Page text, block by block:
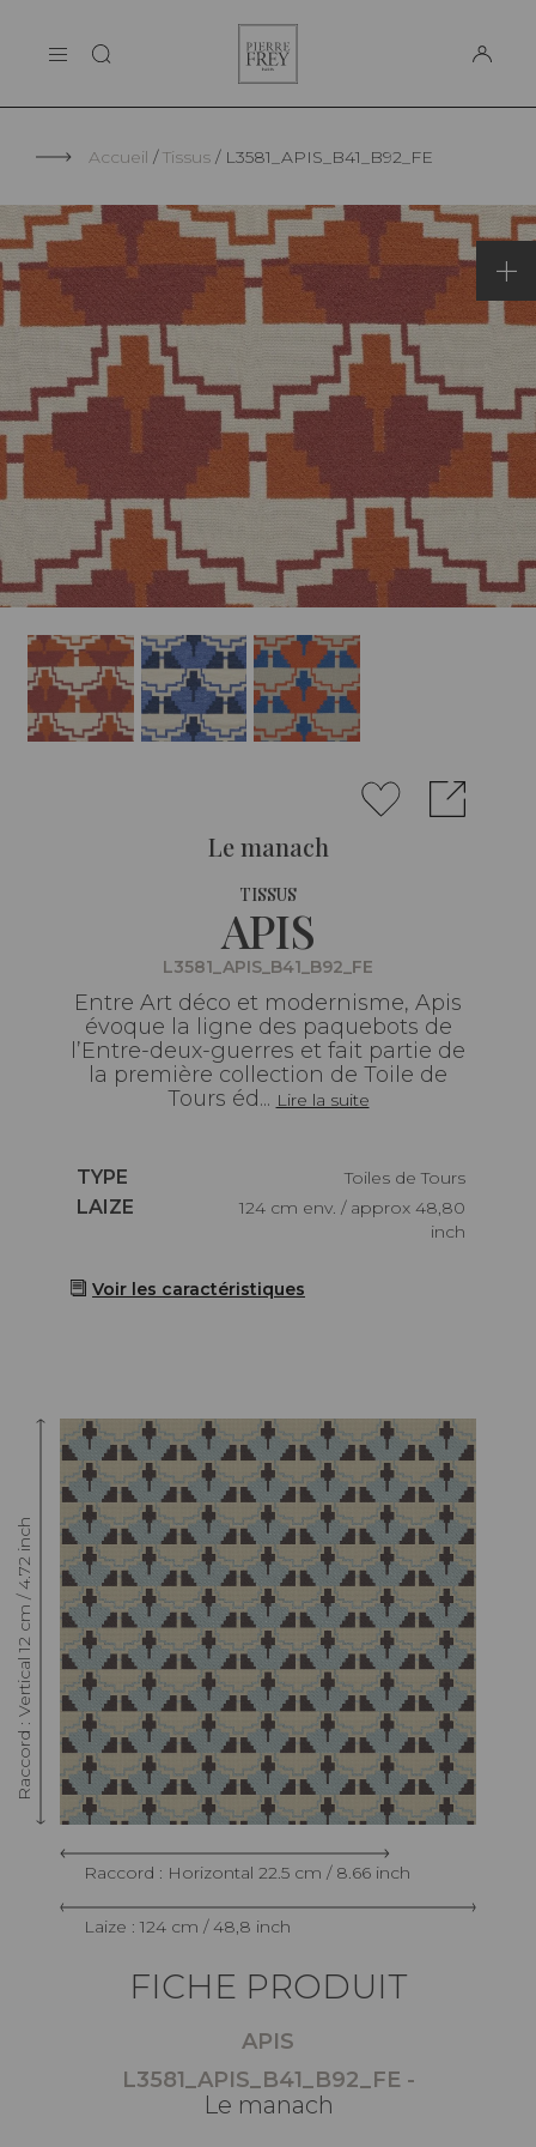
LA MAISON
Frey
Accueil Tissus L3581_APIS_B41_B92_FE
Le manach
TISSUS
APIS
L3581_APIS_B41_B92_FE
Entre Art déco et modernisme, Apis
évoque la ligne des paquebots de
l’Entre-deux-guerres et fait partie de
la première collection de Toile de
Tours éd... Lire la suite
Caractéristiques
TYPE
Toiles de Tours
Caractéristiques
LAIZE
124 cm env. / approx 48,80
inch
Voir les caractéristiques
Raccord : Vertical 12 cm / 4.72 inch
Raccord : Horizontal 22.5 cm / 8.66 inch
Laize : 124 cm / 48,8 inch
FICHE PRODUIT
APIS
L3581_APIS_B41_B92_FE -
Le manach